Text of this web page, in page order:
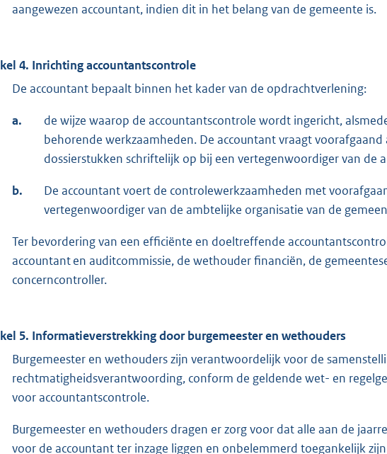
aangewezen accountant, indien dit in het belang van de gemeente is.
4. Inrichting accountantscontrole
De accountant bepaalt binnen het kader van de opdrachtverlening:
a.
de wijze waarop de accountantscontrole wordt ingericht,
behorende werkzaamheden. De accountant vraagt
dossierstukken schriftelijk op bij een vertegenwoordiger van de
b.
De accountant voert de controlewerkzaamheden met
vertegenwoordiger van de ambtelijke organisatie van de
Ter bevordering van een efficiënte en doeltreffende
accountant en auditcommissie, de wethouder financiën, de
concerncontroller.
5. Informatieverstrekking door burgemeester en wethouders
Burgemeester en wethouders zijn verantwoordelijk voor de
rechtmatigheidsverantwoording, conform de geldende wet- en
voor accountantscontrole.
Burgemeester en wethouders dragen er zorg voor dat alle aan de
voor de accountant ter inzage liggen en onbelemmerd toegankelijk